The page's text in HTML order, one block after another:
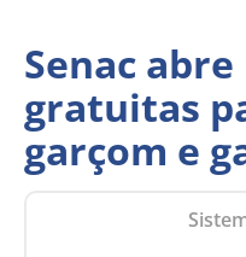
Senac abre
gratuitas
garçom e